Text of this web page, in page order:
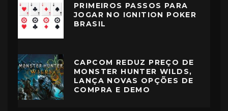
PRIMEIROS PASSOS PARA
JOGAR NO IGNITION POKER
BRASIL
CAPCOM REDUZ PREÇO DE
MONSTER HUNTER WILDS,
LANÇA NOVAS OPÇÕES DE
COMPRA E DEMO